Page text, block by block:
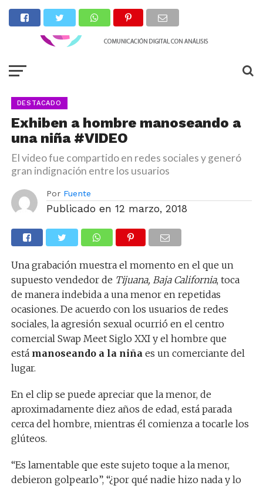
DESTACADO
Exhiben a hombre manoseando a
una niña #VIDEO
El video fue compartido en redes sociales y generó
gran indignación entre los usuarios
Por Fuente
Publicado en 12 marzo, 2018
Una grabación muestra el momento en el que un
supuesto vendedor de Tijuana, Baja California, toca
de manera indebida a una menor en repetidas
ocasiones. De acuerdo con los usuarios de redes
sociales, la agresión sexual ocurrió en el centro
comercial Swap Meet Siglo XXI y el hombre que
está manoseando a la niñaes un comerciante del
lugar.
En el clip se puede apreciar que la menor, de
aproximadamente diez años de edad, está parada
cerca del hombre, mientras él comienza a tocarle los
glúteos.
“Es lamentable que este sujeto toque a la menor,
debieron golpearlo”, “¿por qué nadie hizo nada y lo